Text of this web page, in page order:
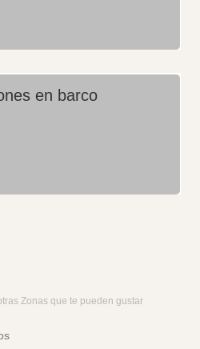
en barco
Zonas que te pueden gustar